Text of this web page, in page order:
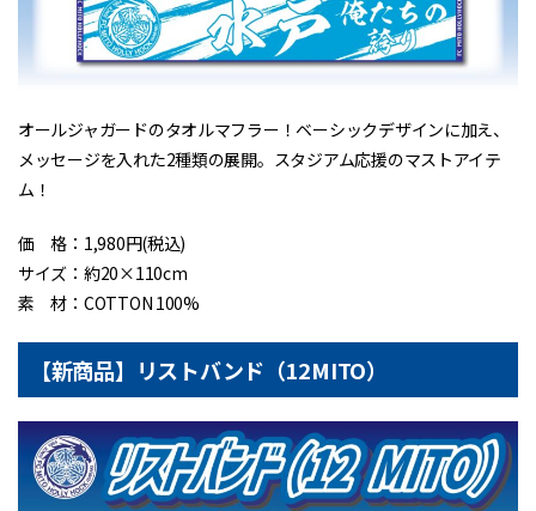
オールジャガードのタオルマフラー！ベーシックデザインに加え、
メッセージを入れた2種類の展開。スタジアム応援のマストアイテ
ム！
価 格：1,980円(税込)
サイズ：約20×110cm
素 材：COTTON 100%
【新商品】リストバンド（12MITO）